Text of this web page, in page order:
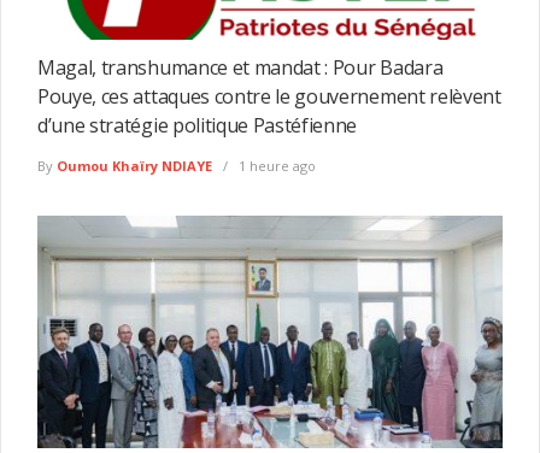
Magal, transhumance et mandat : Pour Badara
Pouye, ces attaques contre le gouvernement relèvent
d’une stratégie politique Pastéfienne
By Oumou Khaïry NDIAYE 1 heure ago